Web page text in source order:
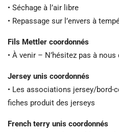
• Séchage à l’air libre
• Repassage sur l’envers à
Fils Mettler coordonnés
• À venir – N’hésitez pas à
Jersey unis coordonnés
• Les associations jersey/bord-
fiches produit des jerseys
French terry unis coordonnés